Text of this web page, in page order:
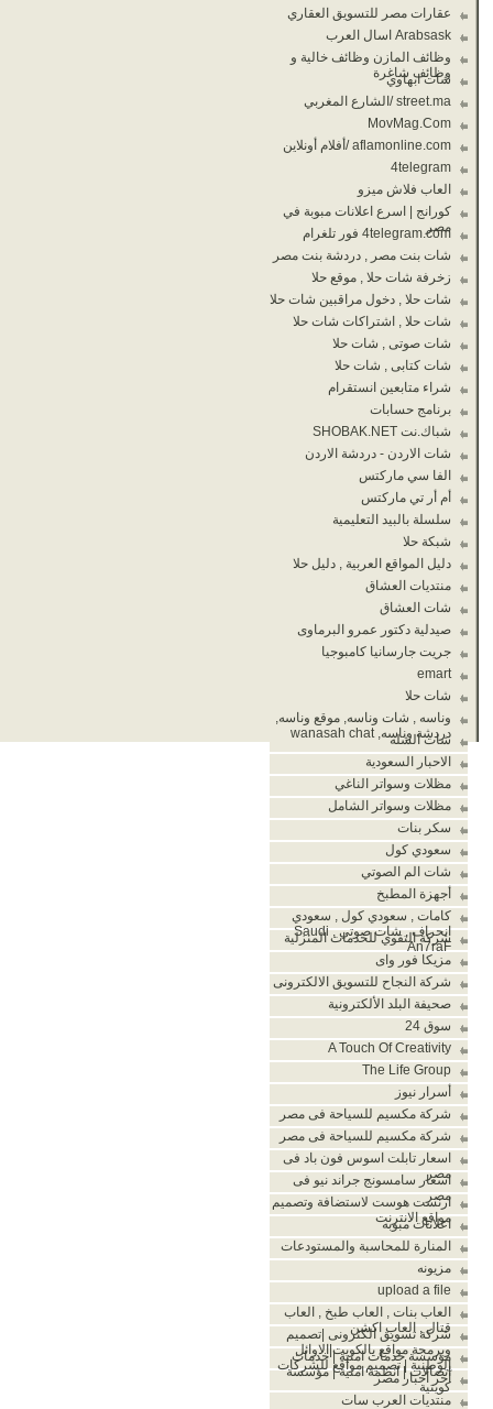
عقارات مصر للتسويق العقاري
Arabsask اسال العرب
وظائف المازن وظائف خالية و
وظائف شاغرة
شات ابهاوي
street.ma /الشارع المغربي
MovMag.Com
aflamonline.com /أفلام أونلاين
4telegram
العاب فلاش ميزو
كورانج | اسرع اعلانات مبوبة في
مصر
4telegram.com فور تلغرام
شات بنت مصر , دردشة بنت مصر
زخرفة شات حلا , موقع حلا
شات حلا , دخول مراقبين شات حلا
شات حلا , اشتراكات شات حلا
شات صوتى , شات حلا
شات كتابى , شات حلا
شراء متابعين انستقرام
برنامج حسابات
شباك.نت SHOBAK.NET
شات الاردن - دردشة الاردن
الفا سي ماركتس
أم أر تي ماركتس
سلسلة بالبيد التعليمية
شبكة حلا
دليل المواقع العربية , دليل حلا
منتديات العشاق
شات العشاق
صيدلية دكتور عمرو البرماوى
جريت جارسانيا كامبوجيا
emart
شات حلا
وناسه , شات وناسه, موقع وناسه,
دردشة وناسه, wanasah chat
شات الشله
الاحبار السعودية
مظلات وسواتر الناغي
مظلات وسواتر الشامل
سكر بنات
سعودي كول
شات الم الصوتي
أجهزة المطبخ
كامات , سعودي كول , سعودي
انحراف , شات صوتي , Saudi
An7raF
شركة التقوي للخدمات المنزلية
مزيكا فور واى
شركة النجاح للتسويق الالكترونى
صحيفة البلد الألكترونية
سوق 24
A Touch Of Creativity
The Life Group
أسرار نيوز
شركة مكسيم للسياحة فى مصر
شركة مكسيم للسياحة فى مصر
اسعار تابلت اسوس فون باد فى
مصر
اسعار سامسونج جراند نيو فى
مصر
ارنست هوست لاستضافة وتصميم
مواقع الانترنت
اعلانات مبوبه
المنارة للمحاسبة والمستودعات
مزيونه
upload a file
العاب بنات , العاب طبخ , العاب
قتال , العاب اكشن
شركة تسويق الكترونى |تصميم
وبرمجة مواقع بالكويت|الاوائل
الوطنية | تصميم مواقع للشركات
مؤسسة خدمات امنية | خدمات
اتصالات | انظمة امنية | مؤسسة
كويتية
آخر أخبار مصر
منتديات العرب سات